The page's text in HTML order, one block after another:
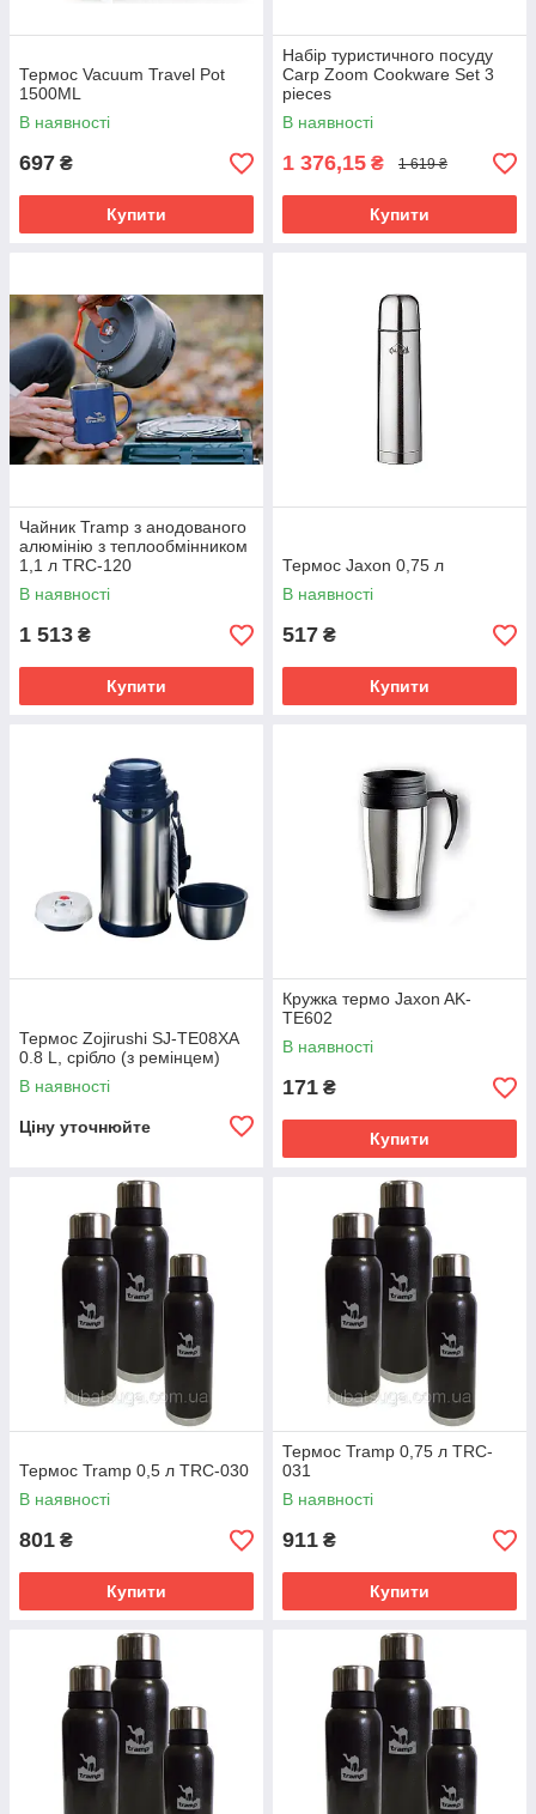
Термос Vacuum Travel Pot
1500ML
В наявності
697 ₴
Купити
Набір туристичного посуду
Carp Zoom Cookware Set 3
pieces
В наявності
1 376,15 ₴ 1 619 ₴
Купити
Чайник Tramp з анодованого
алюмінію з теплообмінником
1,1 л TRC-120
В наявності
1 513 ₴
Купити
Термос Jaxon 0,75 л
В наявності
517 ₴
Купити
Термос Zojirushi SJ-TE08XA
0.8 L, срібло (з ремінцем)
В наявності
Ціну уточнюйте
Кружка термо Jaxon AK-
TE602
В наявності
171 ₴
Купити
Термос Tramp 0,5 л TRC-030
В наявності
801 ₴
Купити
Термос Tramp 0,75 л TRC-
031
В наявності
911 ₴
Купити